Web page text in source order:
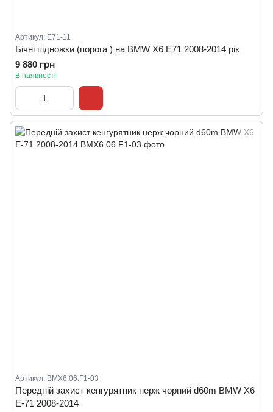
Артикул: E71-11
Бічні підножки (порога ) на BMW X6 E71 2008-2014 рік
9 880 грн
В наявності
Артикул: BMX6.06.F1-03
Передній захист кенгурятник нерж чорний d60m BMW X6
E-71 2008-2014